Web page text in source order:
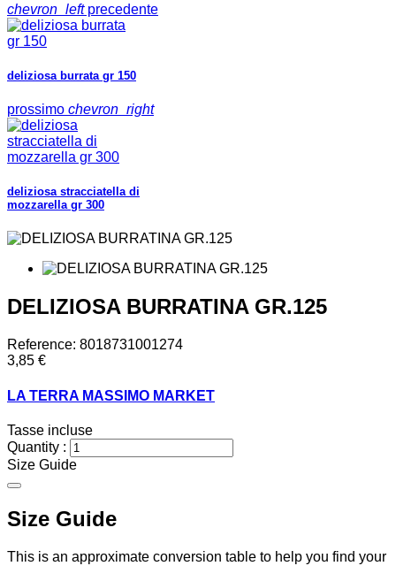
chevron_leftprecedente
deliziosa burrata gr 150
prossimo chevron_right
deliziosa stracciatella di
mozzarella gr 300
DELIZIOSA BURRATINA GR.125
Reference: 8018731001274
3,85 €
LA TERRA MASSIMO MARKET
Tasse incluse
Quantity :
Size Guide
Size Guide
This is an approximate conversion table to help you find your